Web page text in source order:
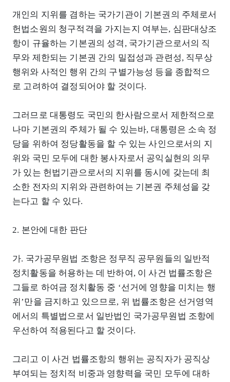
개인의 지위를 겸하는 국가기관이 기본권의 주체로서
헌법소원의 청구적격을 가지는지 여부는, 심판대상조
항이 규율하는 기본권의 성격, 국가기관으로서의 직
무와 제한되는 기본권 간의 밀접성과 관련성, 직무상
행위와 사적인 행위 간의 구별가능성 등을 종합적으
로 고려하여 결정되어야 할 것이다.
그러므로 대통령도 국민의 한사람으로서 제한적으로
나마 기본권의 주체가 될 수 있는바, 대통령은 소속 정
당을 위하여 정당활동을 할 수 있는 사인으로서의 지
위와 국민 모두에 대한 봉사자로서 공익실현의 의무
가 있는 헌법기관으로서의 지위를 동시에 갖는데 최
소한 전자의 지위와 관련하여는 기본권 주체성을 갖
는다고 할 수 있다.
2. 본안에 대한 판단
가. 국가공무원법 조항은 정무직 공무원들의 일반적
정치활동을 허용하는 데 반하여, 이 사건 법률조항은
그들로 하여금 정치활동 중 ‘선거에 영향을 미치는 행
위’만을 금지하고 있으므로, 위 법률조항은 선거영역
에서의 특별법으로서 일반법인 국가공무원법 조항에
우선하여 적용된다고 할 것이다.
그리고 이 사건 법률조항의 행위는 공직자가 공직상
부여되는 정치적 비중과 영향력을 국민 모두에 대하